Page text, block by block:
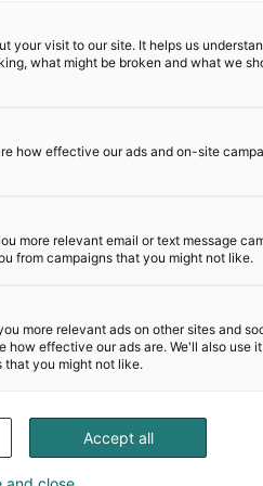
brändimielikuvaa
kysymyksissä – ota
your visit to our site. It helps us
what might be broken and what we
how effective our ads and on-site
more relevant email or text message
from campaigns that you might not like.
more relevant ads on other sites and
how effective our ads are. We'll also use
that you might not like.
Accept all